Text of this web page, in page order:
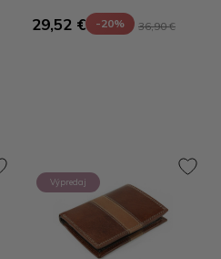
29,52 € -20% 36,90 €
Výpredaj